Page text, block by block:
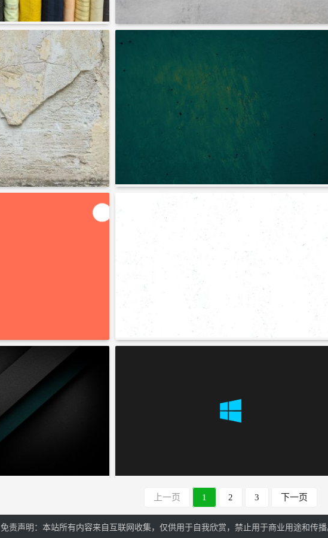
上一页 1 2 3 下一页
免责声明：本站所有内容来自互联网收集，仅供用于自我欣赏，禁止用于商业用途和传